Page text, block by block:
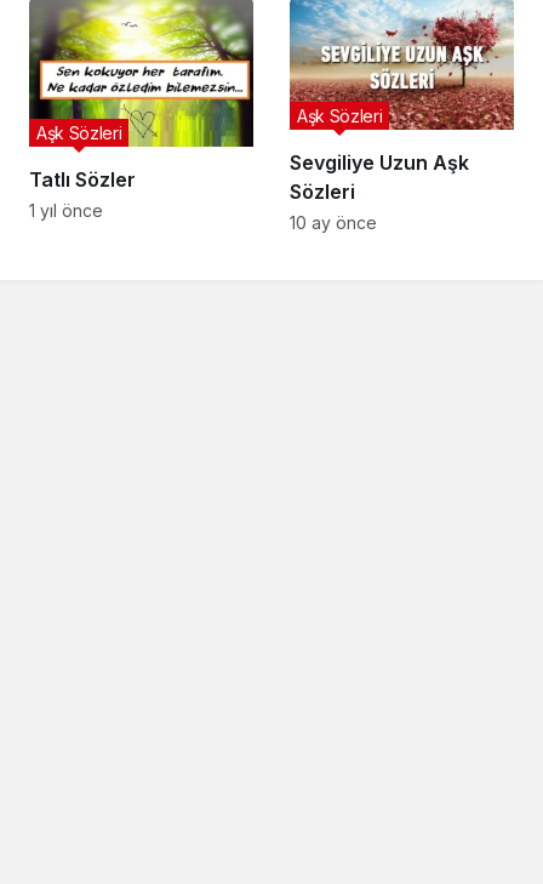
Tatlı Sözler
Aşk Sözleri
1 yıl önce
Sevgiliye Uzun Aşk
Sözleri
Aşk Sözleri
10 ay önce